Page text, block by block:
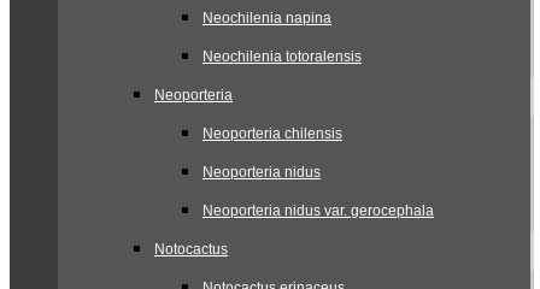
Neochilenia napina
Neochilenia totoralensis
Neoporteria
Neoporteria chilensis
Neoporteria nidus
Neoporteria nidus var. gerocephala
Notocactus